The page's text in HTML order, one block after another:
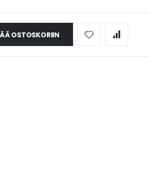
OSTOSKORIIN